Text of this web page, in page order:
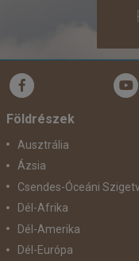
már
Földrészek
Ausztrália
Ázsia
Csendes-Óceáni
Dél-Afrika
Dél-Amerika
Dél-Európa